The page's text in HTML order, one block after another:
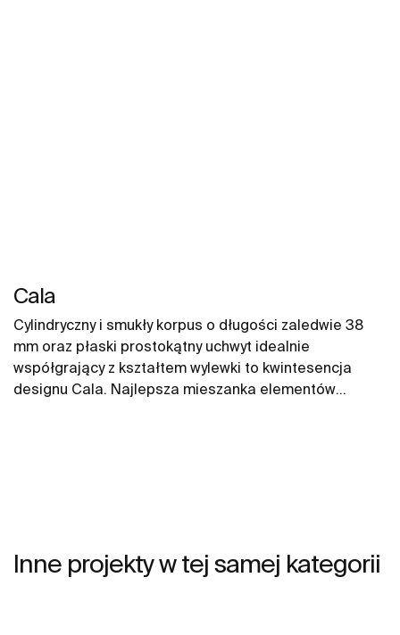
Cala
Cylindryczny i smukły korpus o długości zaledwie 38
mm oraz płaski prostokątny uchwyt idealnie
współgrający z kształtem wylewki to kwintesencja
designu Cala. Najlepsza mieszanka elementów
Inne projekty w tej samej kategorii